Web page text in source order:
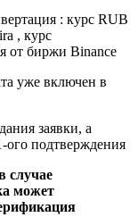
: курс RUB
, курс
от биржи Binance
уже включен в
заявки, а
ого подтверждения
случае
может